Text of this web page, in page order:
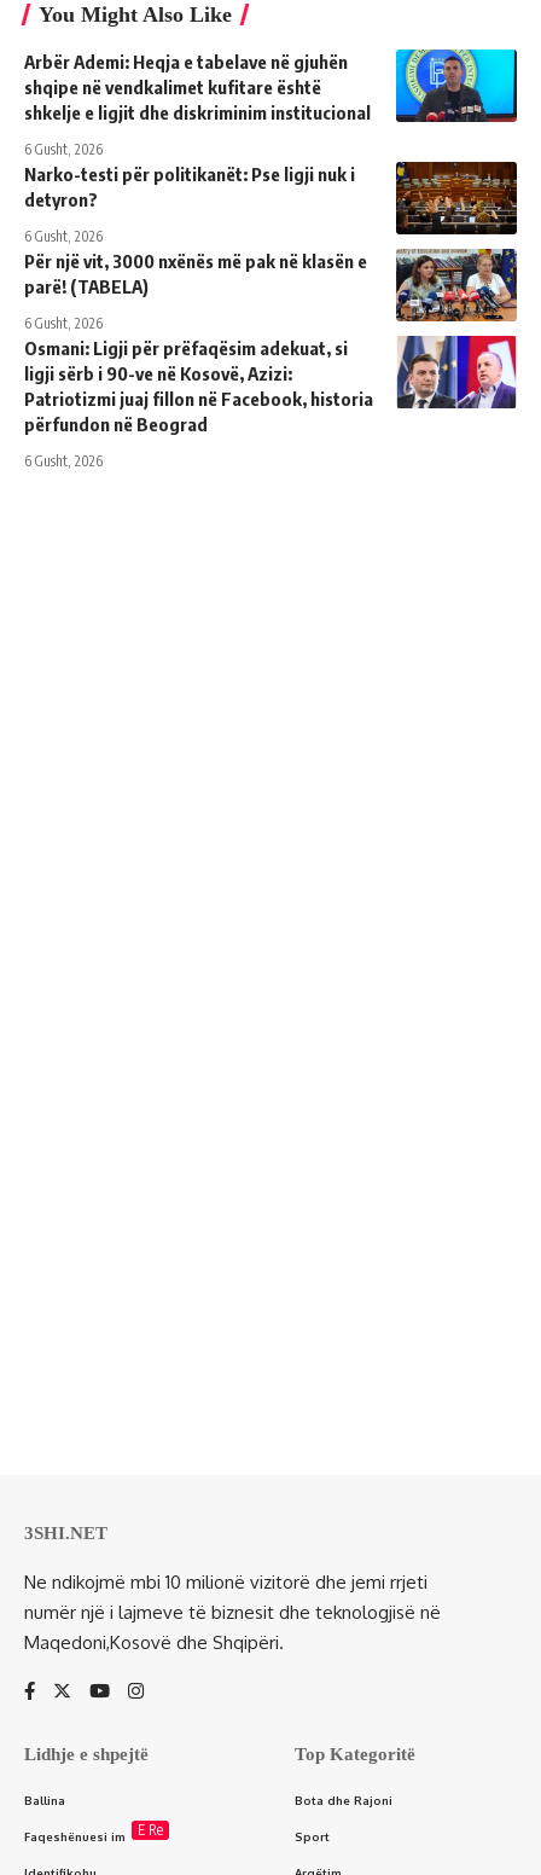
You Might Also Like
Arbër Ademi: Heqja e tabelave në gjuhën
shqipe në vendkalimet kufitare është
shkelje e ligjit dhe diskriminim institucional
6 Gusht, 2026
Narko-testi për politikanët: Pse ligji nuk i
detyron?
6 Gusht, 2026
Për një vit, 3000 nxënës më pak në klasën e
parë! (TABELA)
6 Gusht, 2026
Osmani: Ligji për prëfaqësim adekuat, si
ligji sërb i 90-ve në Kosovë, Azizi:
Patriotizmi juaj fillon në Facebook, historia
përfundon në Beograd
6 Gusht, 2026
3SHI.NET
Ne ndikojmë mbi 10 milionë vizitorë dhe jemi rrjeti
numër një i lajmeve të biznesit dhe teknologjisë në
Maqedoni,Kosovë dhe Shqipëri.
Lidhje e shpejtë
Ballina
Faqeshënuesi im E Re
Top Kategoritë
Bota dhe Rajoni
Sport